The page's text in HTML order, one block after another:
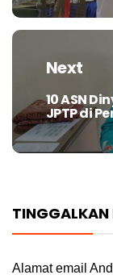
Next
Next
post:
10 ASN
JPTP di
TINGGALKAN
Alamat email